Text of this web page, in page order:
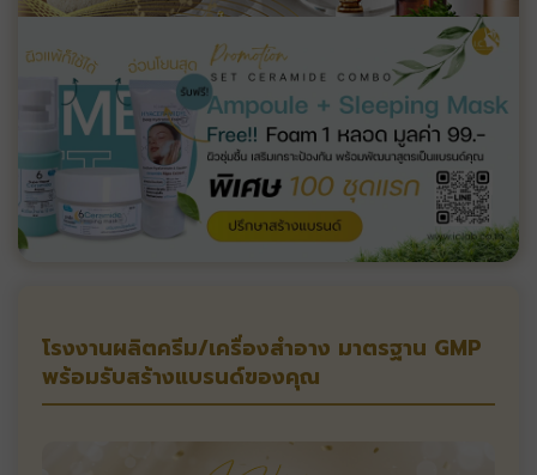
โรงงานผลิตครีม/เครื่องสำอาง มาตรฐาน GMP
พร้อมรับสร้างแบรนด์ของคุณ